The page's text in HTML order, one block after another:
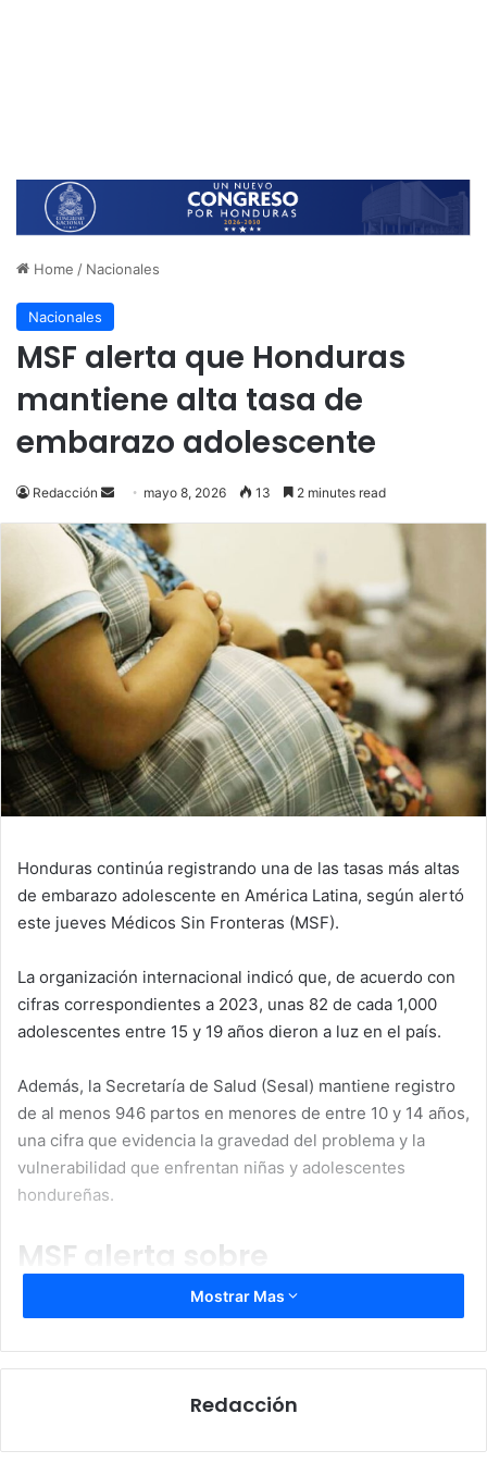
Home / Nacionales
Nacionales
MSF alerta que Honduras
mantiene alta tasa de
embarazo adolescente
Redacción
Send
email
mayo 8, 2026 13 2 minutes read
Honduras continúa registrando una de las tasas más altas
de embarazo adolescente en América Latina, según alertó
este jueves Médicos Sin Fronteras (MSF).
La organización internacional indicó que, de acuerdo con
cifras correspondientes a 2023, unas 82 de cada 1,000
adolescentes entre 15 y 19 años dieron a luz en el país.
Además, la Secretaría de Salud (Sesal) mantiene registro
de al menos 946 partos en menores de entre 10 y 14 años,
una cifra que evidencia la gravedad del problema y la
vulnerabilidad que enfrentan niñas y adolescentes
hondureñas.
MSF alerta sobre
invisibilización del problema
adolescente sigue estando rodeado de tabúes,
desinformación y barreras de acceso a servicios de salud
Mostrar Mas
Redacción